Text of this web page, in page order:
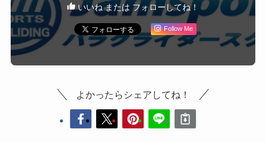
いいね または フォローしてね！
Follow Me
よかったらシェアしてね！